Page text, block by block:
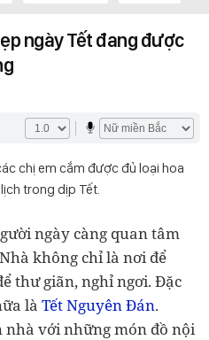
ngày Tết đang được
chị em cắm được đủ loại hoa
trong dịp Tết.
ngày càng quan tâm
không chỉ là nơi để
thư giãn, nghỉ ngơi. Đặc
là Tết Nguyên Đán.
nhà với những món đồ nội